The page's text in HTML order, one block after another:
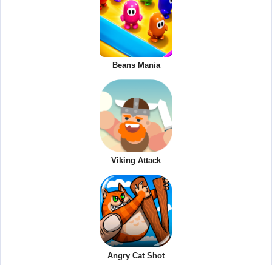
Beans Mania
Viking Attack
Angry Cat Shot